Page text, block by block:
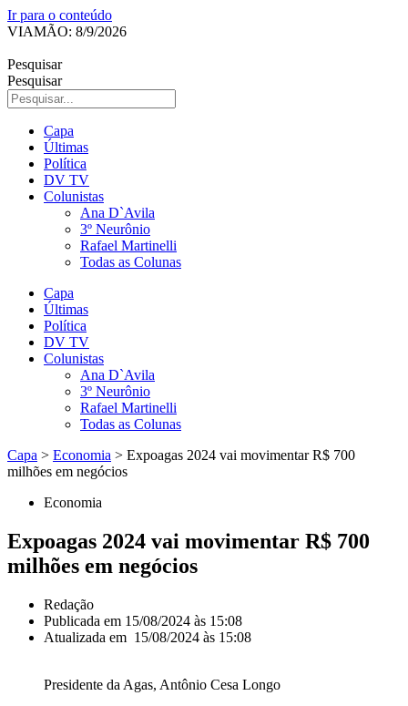
Ir para o conteúdo
VIAMÃO: 8/9/2026
Pesquisar
Pesquisar
Capa
Últimas
Política
DV TV
Colunistas
Ana D`Avila
3º Neurônio
Rafael Martinelli
Todas as Colunas
Capa
Últimas
Política
DV TV
Colunistas
Ana D`Avila
3º Neurônio
Rafael Martinelli
Todas as Colunas
Capa > Economia > Expoagas 2024 vai movimentar R$ 700
milhões em negócios
Economia
Expoagas 2024 vai movimentar R$ 700
milhões em negócios
Redação
Publicada em 15/08/2024 às 15:08
Atualizada em 15/08/2024 às 15:08
Presidente da Agas, Antônio Cesa Longo